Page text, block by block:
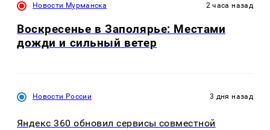
Новости Мурманска 2 часа назад
Воскресенье в Заполярье: Местами
дожди и сильный ветер
Новости России 3 дня назад
Яндекс 360 обновил сервисы совместной